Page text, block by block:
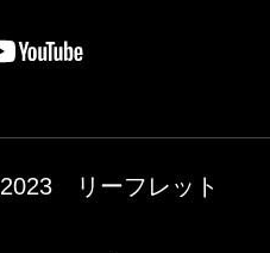
リーフレット